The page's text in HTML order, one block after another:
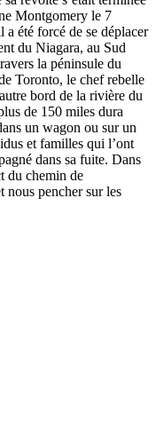
Montgomery le 7
été forcé de se déplacer
du Niagara, au Sud
la péninsule du
Toronto, le chef rebelle
bord de la rivière du
de 150 miles dura
un wagon ou sur un
et familles qui l’ont
dans sa fuite. Dans
du chemin de
nous pencher sur les